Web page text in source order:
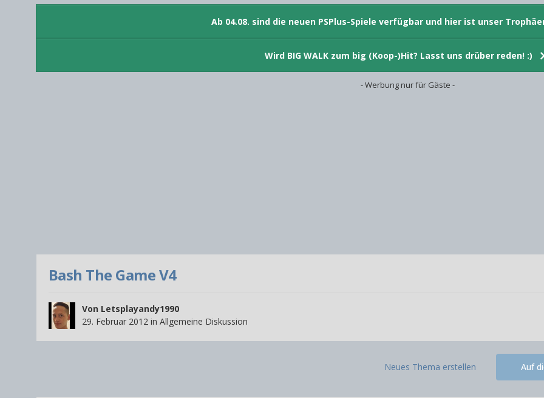
Ab 04.08. sind die neuen PSPlus-Spiele verfügbar und hier ist unser
Wird BIG WALK zum big (Koop-)Hit? Lasst uns drüber reden! :)
- Werbung nur für Gäste -
Bash The Game V4
Von Letsplayandy1990
29. Februar 2012in Allgemeine Diskussion
Auf
Neues Thema erstellen